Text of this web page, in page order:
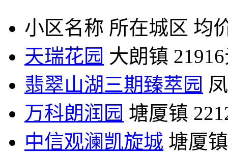
小区名称 所在城区 均
天瑞花园 大朗镇
翡翠山湖三期臻萃园
万科朗润园 塘厦镇
中信观澜凯旋城 塘厦镇